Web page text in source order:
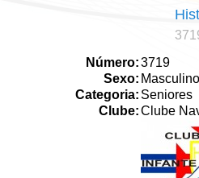
Número:3719
Sexo: Masculino
Categoria: Seniores
Clube:Clube